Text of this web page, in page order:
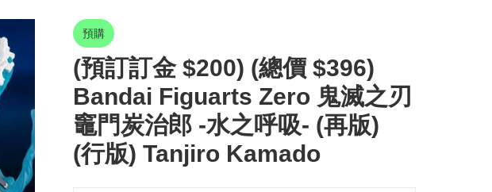
預購
(預訂訂金 $200) (總價 $396)
Bandai Figuarts Zero 鬼滅之刃
竈門炭治郎 -水之呼吸- (再版)
(行版) Tanjiro Kamado